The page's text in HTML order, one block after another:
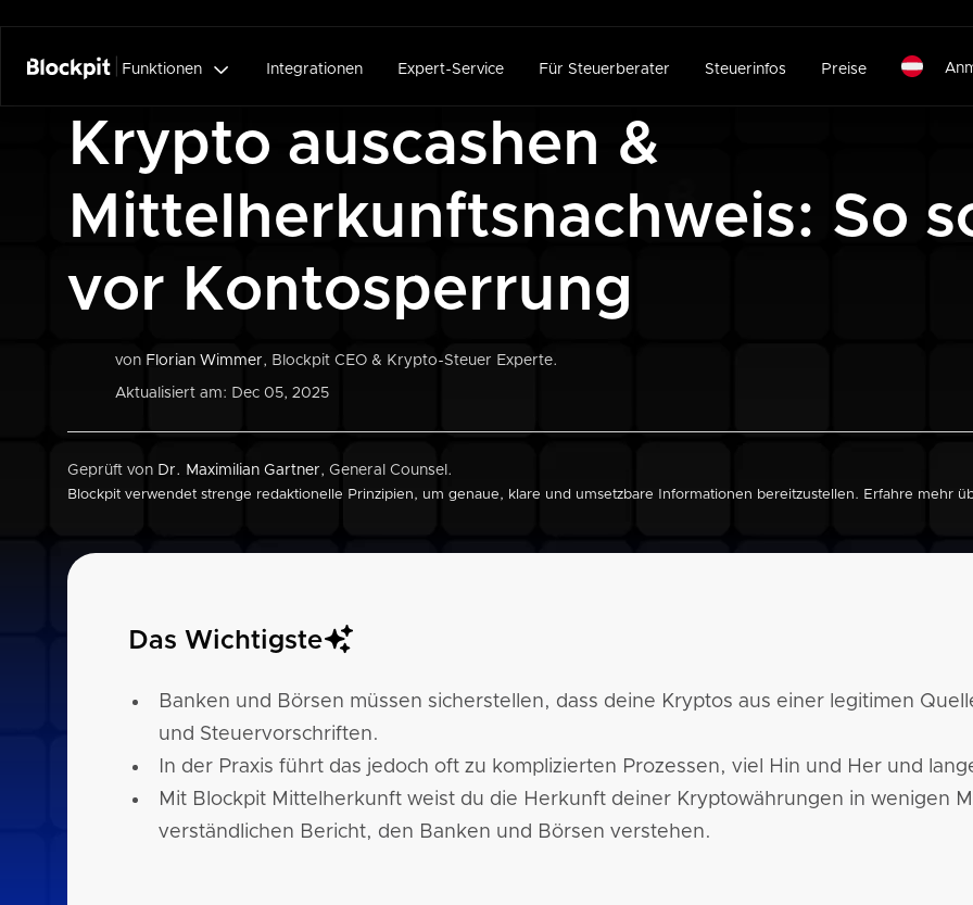
Funktionen  Integrationen Expert-Service Für Steuerberater Steuerinfos Preise
Krypto auscashen &
Mittelherkunftsnachweis: So
vor Kontosperrung
von Florian Wimmer, Blockpit CEO & Krypto-Steuer Experte.
Aktualisiert am: Dec 05, 2025
Geprüft von Dr. Maximilian Gartner, General Counsel.
Blockpit verwendet strenge redaktionelle Prinzipien, um genaue, klare und umsetzbare Informationen bereitzustellen. Erfahre mehr
Das Wichtigste
Banken und Börsen müssen sicherstellen, dass deine Kryptos aus einer legitimen
und Steuervorschriften.
In der Praxis führt das jedoch oft zu komplizierten Prozessen, viel Hin und Her und
Mit Blockpit Mittelherkunft weist du die Herkunft deiner Kryptowährungen in wenigen
verständlichen Bericht, den Banken und Börsen verstehen.